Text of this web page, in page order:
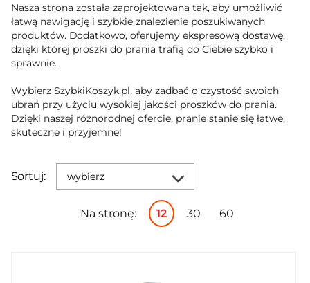
Nasza strona została zaprojektowana tak, aby umożliwić
łatwą nawigację i szybkie znalezienie poszukiwanych
produktów. Dodatkowo, oferujemy ekspresową dostawę,
dzięki której proszki do prania trafią do Ciebie szybko i
sprawnie.
Wybierz SzybkiKoszyk.pl, aby zadbać o czystość swoich
ubrań przy użyciu wysokiej jakości proszków do prania.
Dzięki naszej różnorodnej ofercie, pranie stanie się łatwe,
skuteczne i przyjemne!
Sortuj: wybierz
Na stronę: 12 30 60